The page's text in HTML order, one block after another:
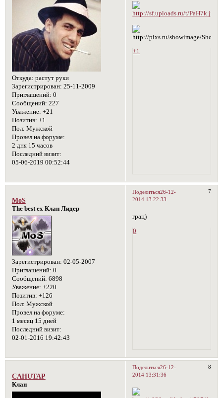
Откуда: растут руки
Зарегистрирован: 25-11-2009
Приглашений: 0
Сообщений: 227
Уважение: +21
Позитив: +1
Пол: Мужской
Провел на форуме:
2 дня 15 часов
Последний визит:
05-06-2019 00:52:44
+1
Поделиться 7
26-12-
2014 13:22:33
MoS
The best ex Клан Лидер
Зарегистрирован: 02-05-2007
Приглашений: 0
Сообщений: 6898
Уважение: +220
Позитив: +126
Пол: Мужской
Провел на форуме:
1 месяц 15 дней
Последний визит:
02-01-2016 19:42:43
грац)
0
Поделиться 8
26-12-
2014 13:31:36
CAHUTAP
Клан